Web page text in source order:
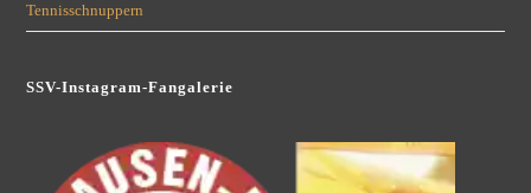
Tennisschnuppern
SSV-Instagram-Fangalerie